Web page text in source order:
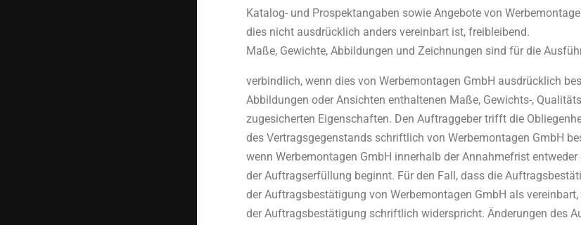
Katalog- und Prospektangaben sowie Angebote von
dies nicht ausdrücklich anders vereinbart ist, freibleibend.
Maße, Gewichte, Abbildungen und Zeichnungen sind für die
verbindlich, wenn dies von Werbemontagen GmbH ausdrücklich
Abbildungen oder Ansichten enthaltenen Maße, Gewichts-,
zugesicherten Eigenschaften. Den Auftraggeber trifft die
des Vertragsgegenstands schriftlich von Werbemontagen GmbH
wenn Werbemontagen GmbH innerhalb der Annahmefrist
der Auftragserfüllung beginnt. Für den Fall, dass die
der Auftragsbestätigung von Werbemontagen GmbH als
der Auftragsbestätigung schriftlich widerspricht. Änderungen des